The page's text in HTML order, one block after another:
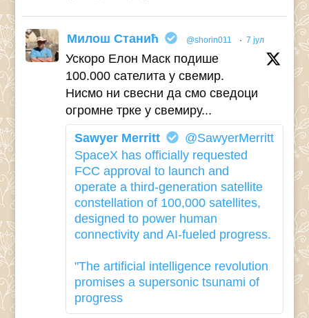
Милош Станић @shorin011 · 7 јул
Ускоро Елон Маск подише
100.000 сателита у свемир.
Нисмо ни свесни да смо сведоци
огромне трке у свемиру...
Sawyer Merritt
@SawyerMerritt
SpaceX has officially requested
FCC approval to launch and
operate a third-generation satellite
constellation of 100,000 satellites,
designed to power human
connectivity and AI-fueled progress.
"The artificial intelligence revolution
promises a supersonic tsunami of
progress